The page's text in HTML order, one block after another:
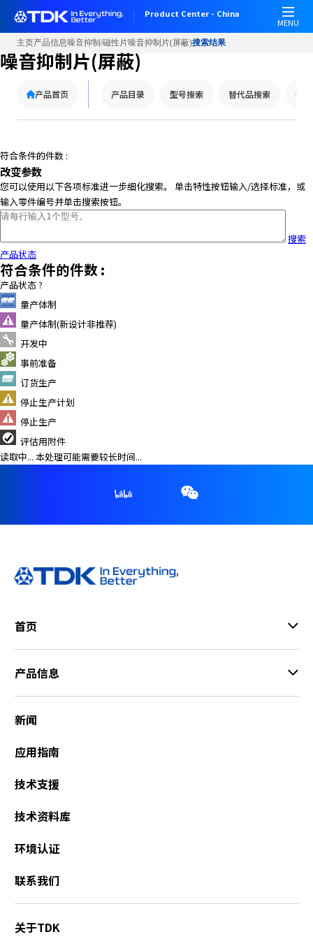
Product Center - China
MENU
主页产品信息噪音抑制/磁性片噪音抑制片(屏蔽)搜索结果
噪音抑制片(屏蔽)
产品首页 产品目录 型号搜索 替代品搜索 技
符合条件的件数 :
改变参数
您可以使用以下各项标准进一步细化搜索。 单击特性按钮输入/选择标准，或
输入零件编号并单击搜索按钮。
搜索
产品状态
符合条件的件数 :
产品状态?
量产体制
量产体制(新设计非推荐)
开发中
事前准备
订货生产
停止生产计划
停止生产
评估用附件
读取中... 本处理可能需要较长时间...
首页
产品信息
新闻
应用指南
技术支援
技术资料库
环境认证
联系我们
关于TDK